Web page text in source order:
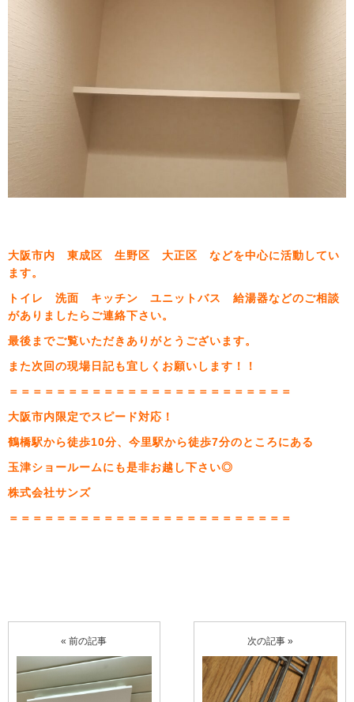
大阪市内 東成区 生野区 大正区 などを中心に活動してい
ます。
トイレ 洗面 キッチン ユニットバス 給湯器などのご相談
がありましたらご連絡下さい。
最後までご覧いただきありがとうございます。
また次回の現場日記も宜しくお願いします！！
＝＝＝＝＝＝＝＝＝＝＝＝＝＝＝＝＝＝＝＝＝＝＝＝
大阪市内限定でスピード対応！
鶴橋駅から徒歩10分、今里駅から徒歩7分のところにある
玉津ショールームにも是非お越し下さい◎
株式会社サンズ
＝＝＝＝＝＝＝＝＝＝＝＝＝＝＝＝＝＝＝＝＝＝＝＝
« 前の記事 次の記事 »